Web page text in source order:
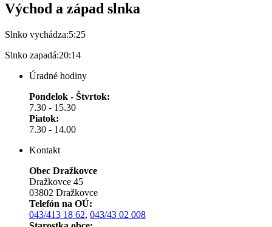
Východ a západ slnka
Slnko vychádza:5:25
Slnko zapadá:20:14
Úradné hodiny
Pondelok - Štvrtok:
7.30 - 15.30
Piatok:
7.30 - 14.00
Kontakt
Obec Dražkovce
Dražkovce 45
03802 Dražkovce
Telefón na OÚ:
043/413 18 62, 043/43 02 008